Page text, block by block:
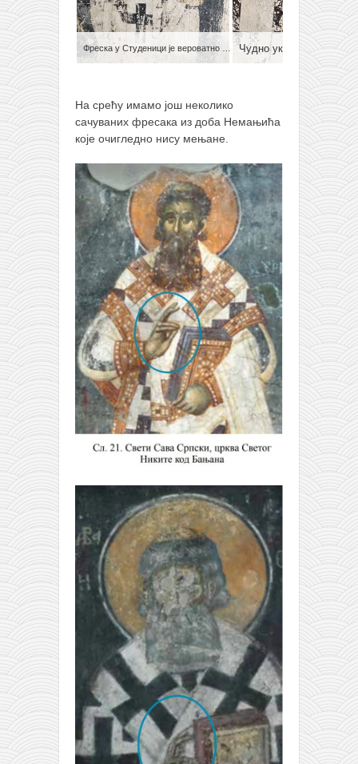
Чудно уклопљена бела
На срећу имамо још неколико
сачуваних фресака из доба Немањића
које очигледно нису мењане.